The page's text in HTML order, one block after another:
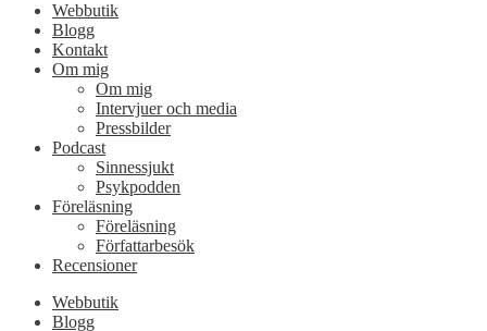
Webbutik
Blogg
Kontakt
Om mig
Om mig
Intervjuer och media
Pressbilder
Podcast
Sinnessjukt
Psykpodden
Föreläsning
Föreläsning
Författarbesök
Recensioner
Webbutik
Blogg